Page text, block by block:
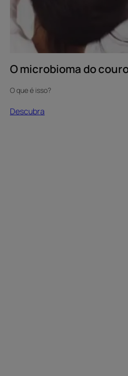
O microbioma do
O que é isso?
Descubra